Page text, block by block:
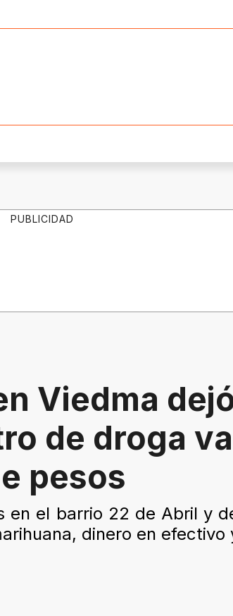
PUBLICIDAD
Viedma
de droga
pesos
en el barrio 22 de Abril y
dinero en